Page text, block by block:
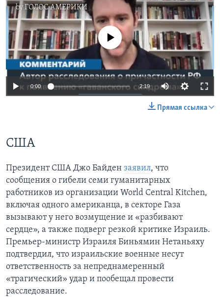
byГОЛОС АМЕРИКИ
No media source currently available
0:00 2:19
Прямая ссылка
США
Президент США Джо Байден заявил, что
сообщения о гибели семи гуманитарных
работников из организации World Central Kitchen,
включая одного американца, в секторе Газа
вызывают у него возмущение и «разбивают
сердце», а также подверг резкой критике Израиль.
Премьер-министр Израиля Биньямин Нетаньяху
подтвердил, что израильские военные несут
ответственность за непреднамеренный
«трагический» удар и пообещал провести
расследование.